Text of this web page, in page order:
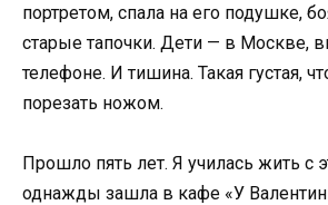
портретом, спала на его подушке,
старые тапочки. Дети — в Москве,
телефоне. И тишина. Такая густая,
порезать ножом.
Прошло пять лет. Я училась жить с
однажды зашла в кафе «У